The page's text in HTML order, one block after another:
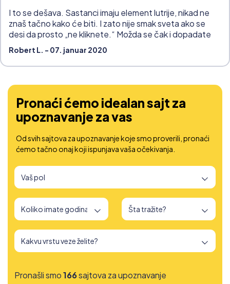
I to se dešava. Sastanci imaju element lutrije, nikad ne
znaš tačno kako će biti. I zato nije smak sveta ako se
desi da prosto „ne kliknete.“ Možda se čak i dopadate
jedno drugom, ali sastanak krene po zlu – neko prospe
sve po sebi, neko zablokira, ili shvati da još nije preboleo
bivšu, nastanu duge, neprijatne pauze...
Robert L. - 07. januar 2020
Pronaći ćemo idealan sajt za
upoznavanje za vas
Od svih sajtova za upoznavanje koje smo proverili, pronaći
ćemo tačno onaj koji ispunjava vaša očekivanja.
Pronašli smo166sajtova za upoznavanje